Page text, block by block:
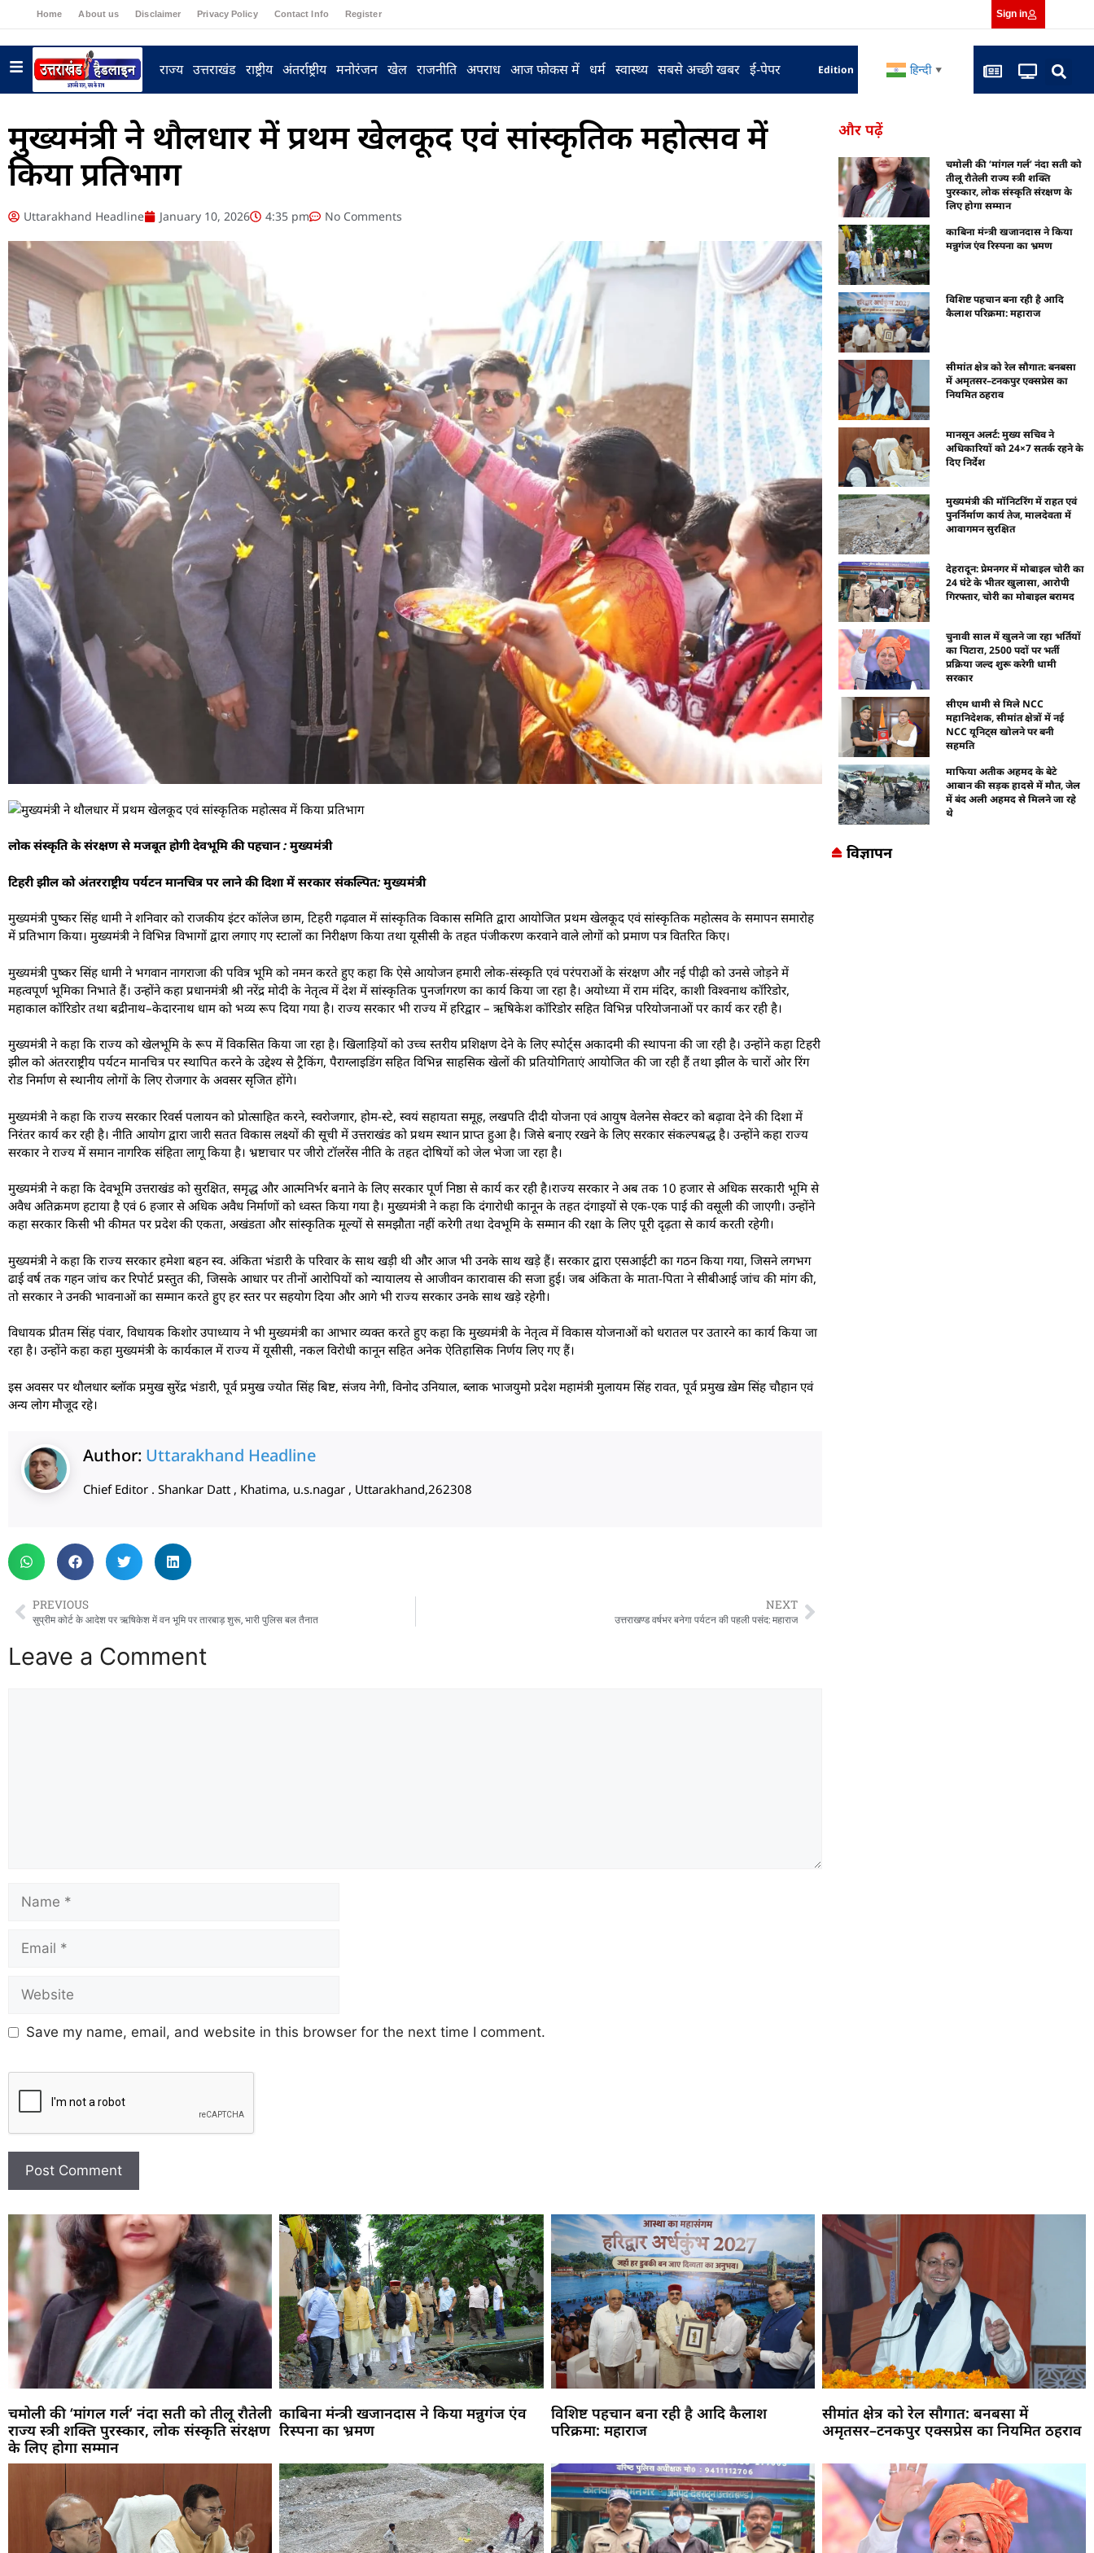
Home About us Disclaimer Privacy Policy Contact Info Register Sign in
राज्य उत्तराखंड राष्ट्रीय अंतर्राष्ट्रीय मनोरंजन खेल राजनीति अपराध आज फोकस में धर्म स्वास्थ्य सबसे अच्छी खबर ई-पेपर Edition हिन्दी ▼
मुख्यमंत्री ने थौलधार में प्रथम खेलकूद एवं सांस्कृतिक महोत्सव में
किया प्रतिभाग
Uttarakhand Headline January 10, 2026 4:35 pm No Comments
लोक संस्कृति के संरक्षण से मजबूत होगी देवभूमि की पहचान : मुख्यमंत्री
टिहरी झील को अंतरराष्ट्रीय पर्यटन मानचित्र पर लाने की दिशा में सरकार संकल्पित: मुख्यमंत्री
मुख्यमंत्री पुष्कर सिंह धामी ने शनिवार को राजकीय इंटर कॉलेज छाम, टिहरी गढ़वाल में सांस्कृतिक विकास समिति द्वारा आयोजित प्रथम खेलकूद एवं सांस्कृतिक महोत्सव के समापन समारोह
में प्रतिभाग किया। मुख्यमंत्री ने विभिन्न विभागों द्वारा लगाए गए स्टालों का निरीक्षण किया तथा यूसीसी के तहत पंजीकरण करवाने वाले लोगों को प्रमाण पत्र वितरित किए।
मुख्यमंत्री पुष्कर सिंह धामी ने भगवान नागराजा की पवित्र भूमि को नमन करते हुए कहा कि ऐसे आयोजन हमारी लोक-संस्कृति एवं परंपराओं के संरक्षण और नई पीढ़ी को उनसे जोड़ने में
महत्वपूर्ण भूमिका निभाते हैं। उन्होंने कहा प्रधानमंत्री श्री नरेंद्र मोदी के नेतृत्व में देश में सांस्कृतिक पुनर्जागरण का कार्य किया जा रहा है। अयोध्या में राम मंदिर, काशी विश्वनाथ कॉरिडोर,
महाकाल कॉरिडोर तथा बद्रीनाथ–केदारनाथ धाम को भव्य रूप दिया गया है। राज्य सरकार भी राज्य में हरिद्वार – ऋषिकेश कॉरिडोर सहित विभिन्न परियोजनाओं पर कार्य कर रही है।
मुख्यमंत्री ने कहा कि राज्य को खेलभूमि के रूप में विकसित किया जा रहा है। खिलाड़ियों को उच्च स्तरीय प्रशिक्षण देने के लिए स्पोर्ट्स अकादमी की स्थापना की जा रही है। उन्होंने कहा टिहरी
झील को अंतरराष्ट्रीय पर्यटन मानचित्र पर स्थापित करने के उद्देश्य से ट्रैकिंग, पैराग्लाइडिंग सहित विभिन्न साहसिक खेलों की प्रतियोगिताएं आयोजित की जा रही हैं तथा झील के चारों ओर रिंग
रोड निर्माण से स्थानीय लोगों के लिए रोजगार के अवसर सृजित होंगे।
मुख्यमंत्री ने कहा कि राज्य सरकार रिवर्स पलायन को प्रोत्साहित करने, स्वरोजगार, होम-स्टे, स्वयं सहायता समूह, लखपति दीदी योजना एवं आयुष वेलनेस सेक्टर को बढ़ावा देने की दिशा में
निरंतर कार्य कर रही है। नीति आयोग द्वारा जारी सतत विकास लक्ष्यों की सूची में उत्तराखंड को प्रथम स्थान प्राप्त हुआ है। जिसे बनाए रखने के लिए सरकार संकल्पबद्ध है। उन्होंने कहा राज्य
सरकार ने राज्य में समान नागरिक संहिता लागू किया है। भ्रष्टाचार पर जीरो टॉलरेंस नीति के तहत दोषियों को जेल भेजा जा रहा है।
मुख्यमंत्री ने कहा कि देवभूमि उत्तराखंड को सुरक्षित, समृद्ध और आत्मनिर्भर बनाने के लिए सरकार पूर्ण निष्ठा से कार्य कर रही है।राज्य सरकार ने अब तक 10 हजार से अधिक सरकारी भूमि से
अवैध अतिक्रमण हटाया है एवं 6 हजार से अधिक अवैध निर्माणों को ध्वस्त किया गया है। मुख्यमंत्री ने कहा कि दंगारोधी कानून के तहत दंगाइयों से एक-एक पाई की वसूली की जाएगी। उन्होंने
कहा सरकार किसी भी कीमत पर प्रदेश की एकता, अखंडता और सांस्कृतिक मूल्यों से समझौता नहीं करेगी तथा देवभूमि के सम्मान की रक्षा के लिए पूरी दृढ़ता से कार्य करती रहेगी।
मुख्यमंत्री ने कहा कि राज्य सरकार हमेशा बहन स्व. अंकिता भंडारी के परिवार के साथ खड़ी थी और आज भी उनके साथ खड़े हैं। सरकार द्वारा एसआईटी का गठन किया गया, जिसने लगभग
ढाई वर्ष तक गहन जांच कर रिपोर्ट प्रस्तुत की, जिसके आधार पर तीनों आरोपियों को न्यायालय से आजीवन कारावास की सजा हुई। जब अंकिता के माता-पिता ने सीबीआई जांच की मांग की,
तो सरकार ने उनकी भावनाओं का सम्मान करते हुए हर स्तर पर सहयोग दिया और आगे भी राज्य सरकार उनके साथ खड़े रहेगी।
विधायक प्रीतम सिंह पंवार, विधायक किशोर उपाध्याय ने भी मुख्यमंत्री का आभार व्यक्त करते हुए कहा कि मुख्यमंत्री के नेतृत्व में विकास योजनाओं को धरातल पर उतारने का कार्य किया जा
रहा है। उन्होंने कहा कहा मुख्यमंत्री के कार्यकाल में राज्य में यूसीसी, नकल विरोधी कानून सहित अनेक ऐतिहासिक निर्णय लिए गए हैं।
इस अवसर पर थौलधार ब्लॉक प्रमुख सुरेंद्र भंडारी, पूर्व प्रमुख ज्योत सिंह बिष्ट, संजय नेगी, विनोद उनियाल, ब्लाक भाजयुमो प्रदेश महामंत्री मुलायम सिंह रावत, पूर्व प्रमुख ख़ेम सिंह चौहान एवं
अन्य लोग मौजूद रहे।
Author: Uttarakhand Headline
Chief Editor . Shankar Datt , Khatima, u.s.nagar , Uttarakhand,262308
PREVIOUS
सुप्रीम कोर्ट के आदेश पर ऋषिकेश में वन भूमि पर तारबाड़ शुरू, भारी पुलिस बल तैनात
NEXT
उत्तराखण्ड वर्षभर बनेगा पर्यटन की पहली पसंद: महाराज
Leave a Comment
Save my name, email, and website in this browser for the next time I comment.
और पढ़ें
चमोली की ‘मांगल गर्ल’ नंदा सती को
तीलू रौतेली राज्य स्त्री शक्ति
पुरस्कार, लोक संस्कृति संरक्षण के
लिए होगा सम्मान
काबिना मंन्त्री खजानदास ने किया
मन्नुगंज एंव रिस्पना का भ्रमण
विशिष्ट पहचान बना रही है आदि
कैलाश परिक्रमा: महाराज
सीमांत क्षेत्र को रेल सौगात: बनबसा
में अमृतसर–टनकपुर एक्सप्रेस का
नियमित ठहराव
मानसून अलर्ट: मुख्य सचिव ने
अधिकारियों को 24×7 सतर्क रहने के
दिए निर्देश
मुख्यमंत्री की मॉनिटरिंग में राहत एवं
पुनर्निर्माण कार्य तेज, मालदेवता में
आवागमन सुरक्षित
देहरादून: प्रेमनगर में मोबाइल चोरी का
24 घंटे के भीतर खुलासा, आरोपी
गिरफ्तार, चोरी का मोबाइल बरामद
चुनावी साल में खुलने जा रहा भर्तियों
का पिटारा, 2500 पदों पर भर्ती
प्रक्रिया जल्द शुरू करेगी धामी
सरकार
सीएम धामी से मिले NCC
महानिदेशक, सीमांत क्षेत्रों में नई
NCC यूनिट्स खोलने पर बनी
सहमति
माफिया अतीक अहमद के बेटे
आबान की सड़क हादसे में मौत, जेल
में बंद अली अहमद से मिलने जा रहे
थे
विज्ञापन
चमोली की ‘मांगल गर्ल’ नंदा सती को तीलू रौतेली
राज्य स्त्री शक्ति पुरस्कार, लोक संस्कृति संरक्षण
के लिए होगा सम्मान
काबिना मंन्त्री खजानदास ने किया मन्नुगंज एंव
रिस्पना का भ्रमण
विशिष्ट पहचान बना रही है आदि कैलाश
परिक्रमा: महाराज
सीमांत क्षेत्र को रेल सौगात: बनबसा में
अमृतसर–टनकपुर एक्सप्रेस का नियमित ठहराव